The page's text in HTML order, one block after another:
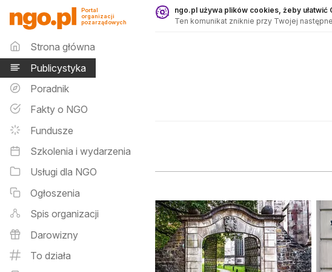
Publicystyka - ngo.pl
Portal
organizacji
pozarządowych
Menu główne
Strona główna
Publicystyka
Poradnik
Fakty o NGO
Fundusze
Szkolenia i wydarzenia
Usługi dla NGO
Ogłoszenia
Spis organizacji
Darowizny
To działa
ngo.pl używa plików cookies, żeby ułatwić
Ten komunikat zniknie przy Twojej